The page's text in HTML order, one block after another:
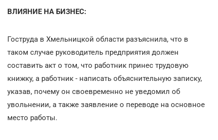
ВЛИЯНИЕ НА БИЗНЕС:
Гоструда в Хмельницкой области разъяснила, что в
таком случае руководитель предприятия должен
составить акт о том, что работник принес трудовую
книжку, а работник - написать объяснительную записку,
указав, почему он своевременно не уведомил об
увольнении, а также заявление о переводе на основное
место работы.